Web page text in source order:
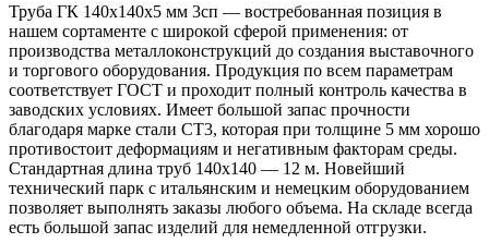
Труба ГК 140х140x5 мм 3сп — востребованная позиция в
нашем сортаменте с широкой сферой применения: от
производства металлоконструкций до создания выставочного
и торгового оборудования. Продукция по всем параметрам
соответствует ГОСТ и проходит полный контроль качества в
заводских условиях. Имеет большой запас прочности
благодаря марке стали СТ3, которая при толщине 5 мм хорошо
противостоит деформациям и негативным факторам среды.
Стандартная длина труб 140х140 — 12 м. Новейший
технический парк с итальянским и немецким оборудованием
позволяет выполнять заказы любого объема. На складе всегда
есть большой запас изделий для немедленной отгрузки.